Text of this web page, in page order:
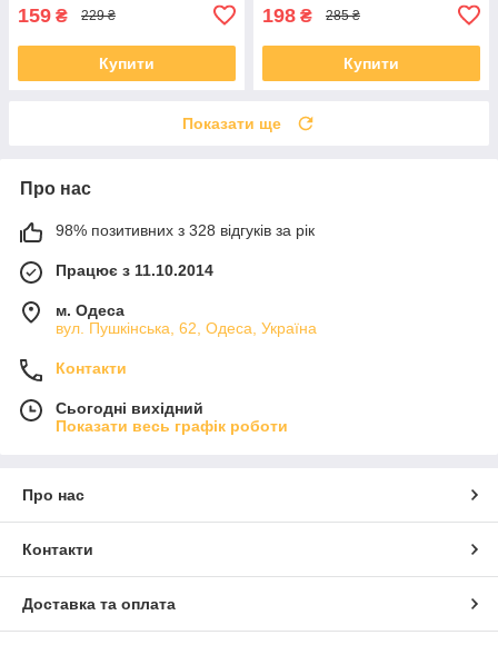
159 ₴ 229 ₴
Купити
198 ₴ 285 ₴
Купити
Показати ще
Про нас
98% позитивних з 328 відгуків за рік
Працює з 11.10.2014
м. Одеса
вул. Пушкінська, 62, Одеса, Україна
Контакти
Сьогодні вихідний
Показати весь графік роботи
Про нас
Контакти
Доставка та оплата